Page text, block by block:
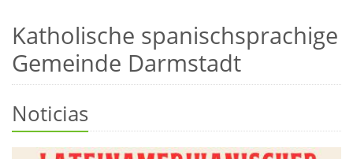
Katholische spanischsprachige
Gemeinde Darmstadt
Noticias